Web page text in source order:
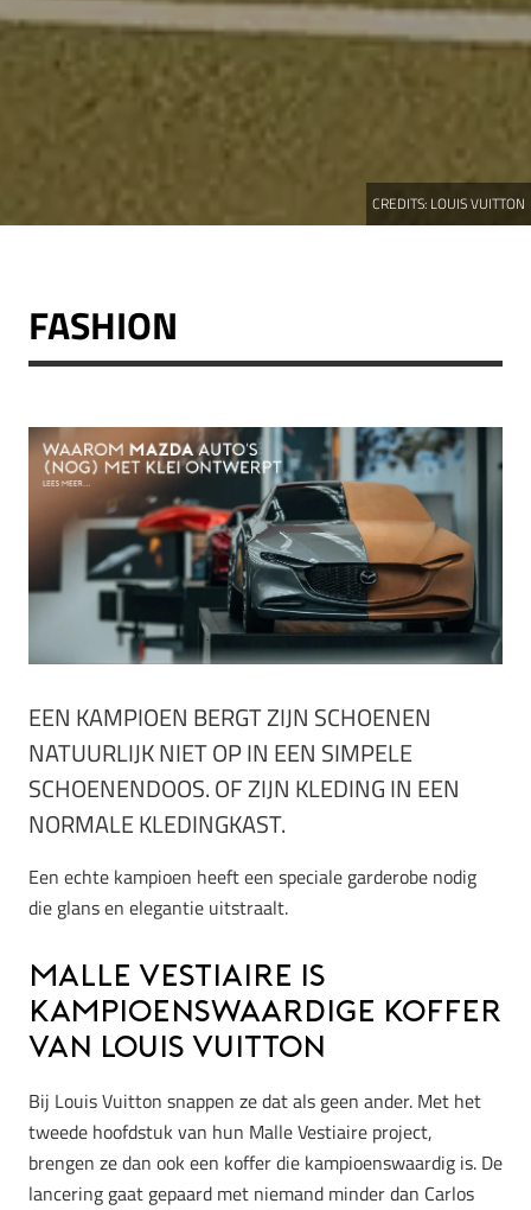
CREDITS: LOUIS VUITTON
FASHION
EEN KAMPIOEN BERGT ZIJN SCHOENEN
NATUURLIJK NIET OP IN EEN SIMPELE
SCHOENENDOOS. OF ZIJN KLEDING IN EEN
NORMALE KLEDINGKAST.
Een echte kampioen heeft een speciale garderobe nodig
die glans en elegantie uitstraalt.
Malle Vestiaire is
kampioenswaardige koffer
van Louis Vuitton
Bij Louis Vuitton snappen ze dat als geen ander. Met het
tweede hoofdstuk van hun Malle Vestiaire project,
brengen ze dan ook een koffer die kampioenswaardig is. De
lancering gaat gepaard met niemand minder dan Carlos